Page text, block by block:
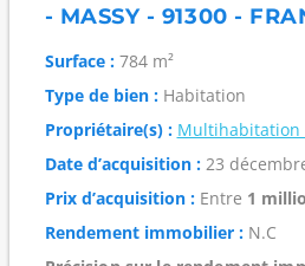
- MASSY - 91300 -
Surface :784 m²
Type de bien :Habitation
Propriétaire(s) : Multihabitation
Date d’acquisition :23
Prix d’acquisition :Entre 1
Rendement immobilier :N.C